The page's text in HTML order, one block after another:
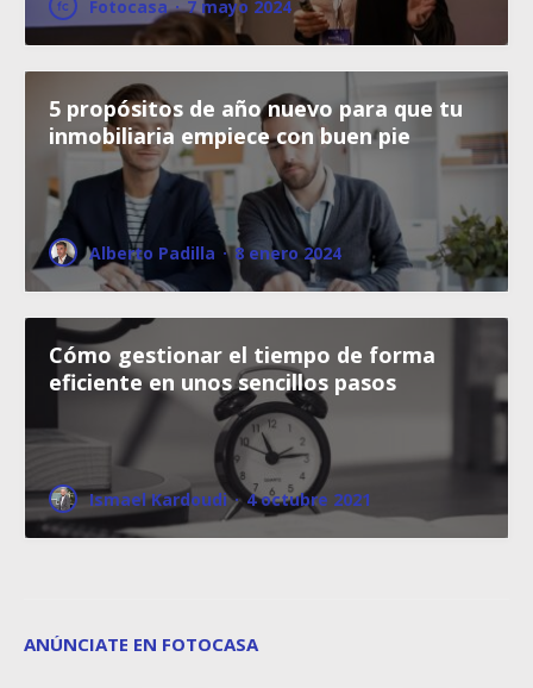
Fotocasa · 7 mayo 2024
5 propósitos de año nuevo para que tu
inmobiliaria empiece con buen pie
Alberto Padilla · 8 enero 2024
Cómo gestionar el tiempo de forma
eficiente en unos sencillos pasos
Ismael Kardoudi · 4 octubre 2021
ANÚNCIATE EN FOTOCASA